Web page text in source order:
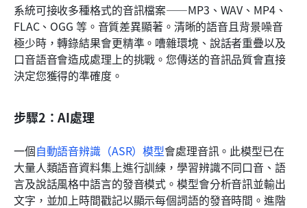
系統可接收多種格式的音訊檔案——MP3、WAV、MP4、
FLAC、OGG 等。音質差異顯著。清晰的語音且背景噪音
極少時，轉錄結果會更精準。嘈雜環境、說話者重疊以及
口音語音會造成處理上的挑戰。您傳送的音訊品質會直接
決定您獲得的準確度。
步驟2：AI處理
一個自動語音辨識（ASR）模型會處理音訊。此模型已在
大量人類語音資料集上進行訓練，學習辨識不同口音、語
言及說話風格中語言的發音模式。模型會分析音訊並輸出
文字，並加上時間戳記以顯示每個詞語的發音時間。進階